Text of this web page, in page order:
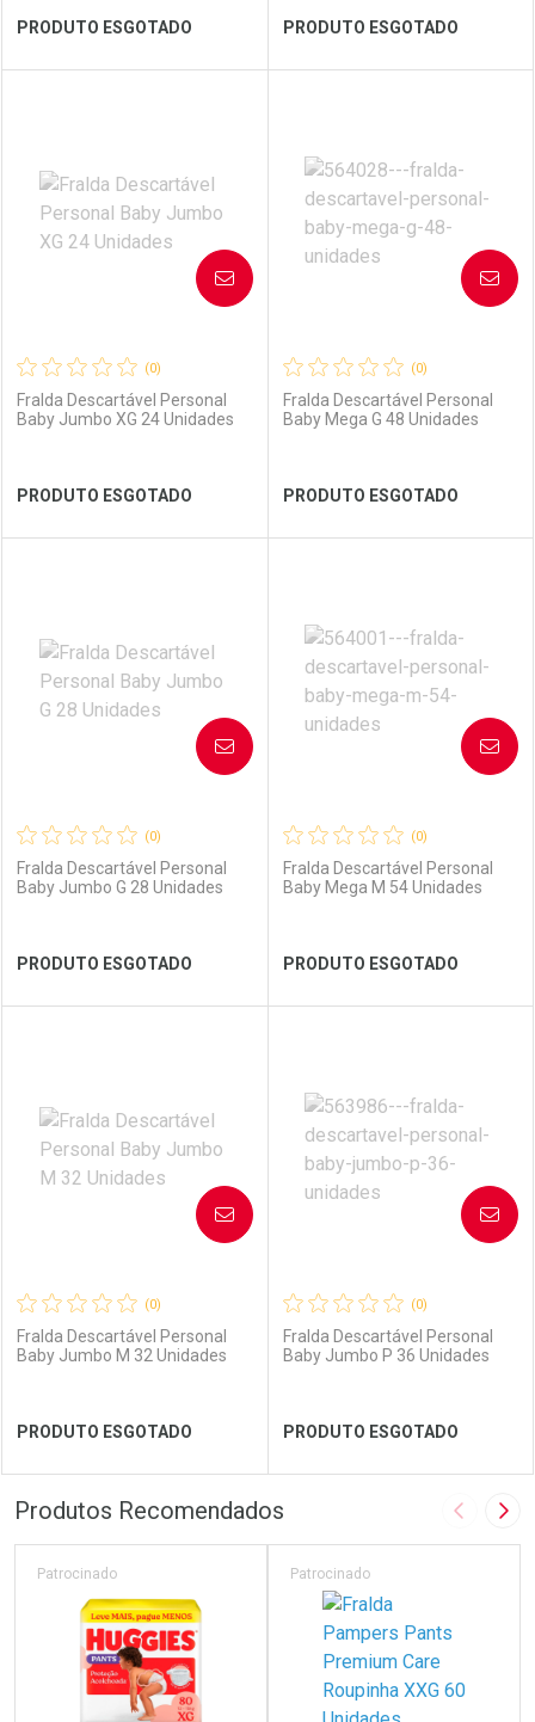
Ver Desconto Convênio Ver Desconto Convênio
PRODUTO ESGOTADO
Laboratório
Ver Desconto Convênio
Por Menos
PRODUTO ESGOTADO
Laboratório
Ver Desconto Convênio
Por Menos
(0)
Fralda Descartável Personal
Baby Jumbo XG 24 Unidades
PRODUTO ESGOTADO
AVISE-ME
Laboratório
Ver Desconto Convênio
Por Menos
(0)
Fralda Descartável Personal
Baby Mega G 48 Unidades
PRODUTO ESGOTADO
AVISE-ME
Laboratório
Ver Desconto Convênio
Por Menos
(0)
Fralda Descartável Personal
Baby Jumbo G 28 Unidades
PRODUTO ESGOTADO
AVISE-ME
Laboratório
Ver Desconto Convênio
Por Menos
(0)
Fralda Descartável Personal
Baby Mega M 54 Unidades
PRODUTO ESGOTADO
AVISE-ME
Laboratório
Ver Desconto Convênio
Por Menos
(0)
Fralda Descartável Personal
Baby Jumbo M 32 Unidades
PRODUTO ESGOTADO
AVISE-ME
FECHAR
Laboratório
FECHAR
Por Menos
(0)
Fralda Descartável Personal
Baby Jumbo P 36 Unidades
PRODUTO ESGOTADO
AVISE-ME
Laboratório
Por Menos
Produtos Recomendados Imagem
Patrocinado Patrocinado